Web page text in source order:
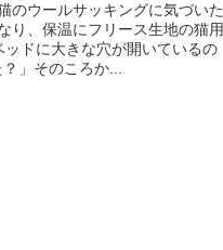
のウールサッキングに気づいた
り、保温にフリース生地の猫用
ドに大きな穴が開いているの
」そのころか...